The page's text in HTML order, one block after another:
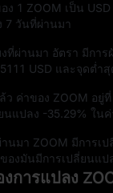
ง 1 ZOOM เป็น
7 วันที่ผ่านมา
ที่ผ่านมา อัตรา มีการ
USD และจุดต่ำสุ
ว ค่าของ ZOOM อยู่
นแปลง -35.29% ใน
นมา ZOOM มีการเ
องมันมีการเปลี่ยนแป
การแปลง